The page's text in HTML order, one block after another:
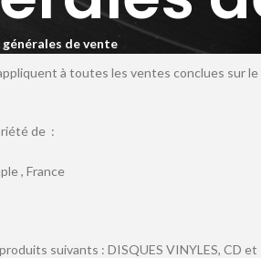
de vente
à toutes les ventes conclues sur le
de :
, France
suivants : DISQUES VINYLES, CD et